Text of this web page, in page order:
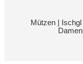
Mützen |